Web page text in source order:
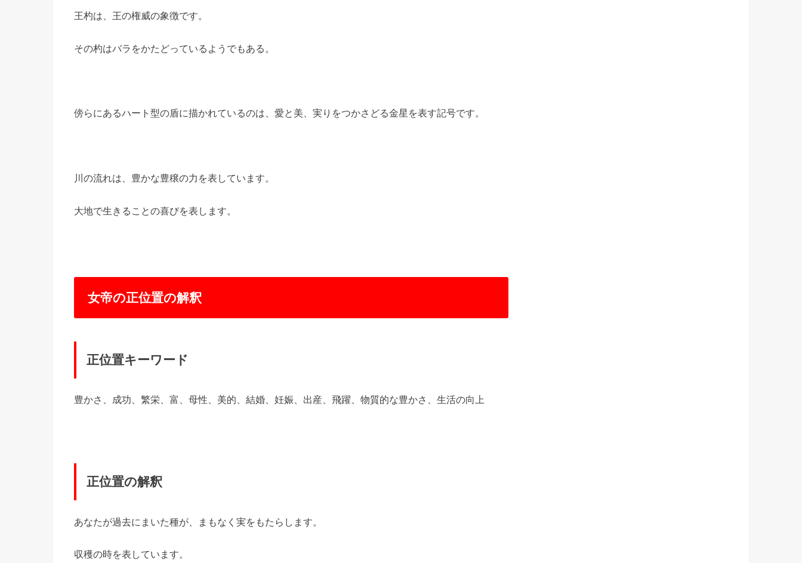
王杓は、王の権威の象徴です。
その杓はバラをかたどっているようでもある。
傍らにあるハート型の盾に描かれているのは、愛と美、実りをつかさどる金星を表す記号です。
川の流れは、豊かな豊穣の力を表しています。
大地で生きることの喜びを表します。
女帝の正位置の解釈
正位置キーワード
豊かさ、成功、繁栄、富、母性、美的、結婚、妊娠、出産、飛躍、物質的な豊かさ、生活の向上
正位置の解釈
あなたが過去にまいた種が、まもなく実をもたらします。
収穫の時を表しています。